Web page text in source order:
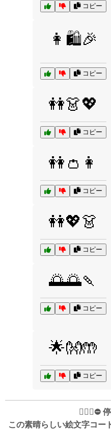
コピー
👩🛍️🎉
コピー
👭👗💖
コピー
👭👛👩
コピー
👭💖👗
コピー
🌅🌅🍡
コピー
🌟👐🤲
コピー
✋🏻🛑⛔️
この素晴らしい絵文字コー